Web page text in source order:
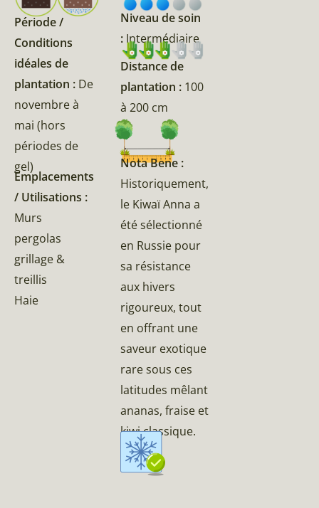
Période /
Conditions
idéales de
plantation : De
novembre à
mai (hors
périodes de
gel)
Emplacements
/ Utilisations :
Murs
pergolas
grillage &
treillis
Haie
Niveau de soin
: Intermédiaire
Distance de
plantation : 100
à 200 cm
Nota Bene :
Historiquement,
le Kiwaï Anna a
été sélectionné
en Russie pour
sa résistance
aux hivers
rigoureux, tout
en offrant une
saveur exotique
rare sous ces
latitudes mêlant
ananas, fraise et
kiwi classique.